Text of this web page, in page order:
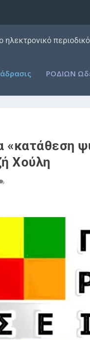
ηλεκτρονικό
ΡΟΔΙΩΝ
«κατάθεση
Χούλη